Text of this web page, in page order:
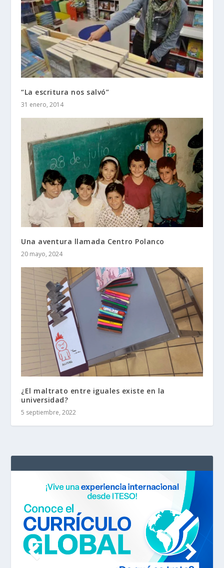
“La escritura nos salvó”
31 enero, 2014
Una aventura llamada Centro Polanco
20 mayo, 2024
¿El maltrato entre iguales existe en la
universidad?
5 septiembre, 2022